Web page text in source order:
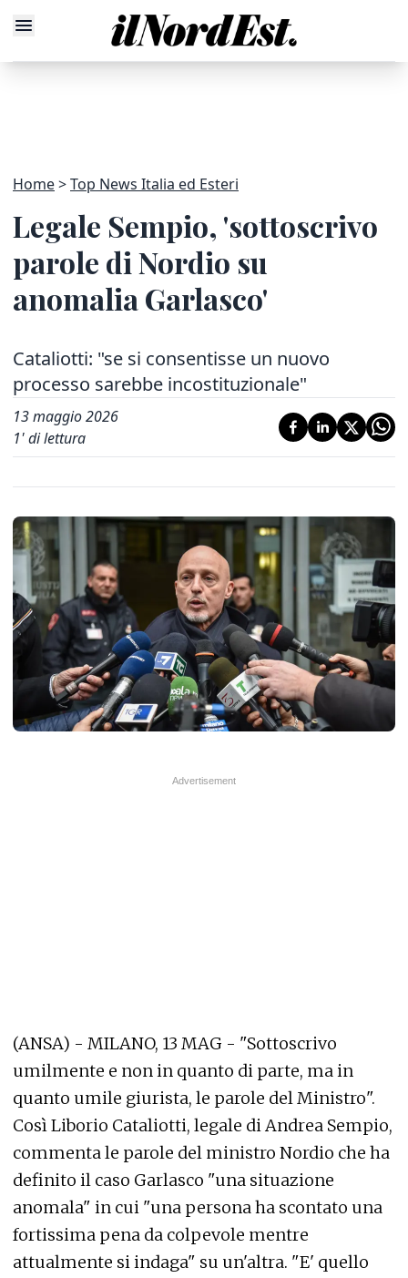
Home Top News Italia ed Esteri
Legale Sempio, 'sottoscrivo
parole di Nordio su
anomalia Garlasco'
Cataliotti: "se si consentisse un nuovo
processo sarebbe incostituzionale"
13 maggio 2026
1' di lettura
(ANSA) - MILANO, 13 MAG - "Sottoscrivo
umilmente e non in quanto di parte, ma in
quanto umile giurista, le parole del Ministro".
Così Liborio Cataliotti, legale di Andrea Sempio,
commenta le parole del ministro Nordio che ha
definito il caso Garlasco "una situazione
anomala" in cui "una persona ha scontato una
fortissima pena da colpevole mentre
attualmente si indaga" su un'altra. "E' quello